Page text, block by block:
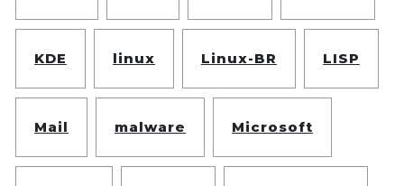
KDE linux Linux-BR LISP
Mail malware Microsoft